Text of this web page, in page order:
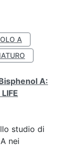
A
A:
studio di
nei